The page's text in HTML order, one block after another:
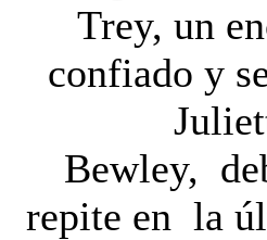
Trey, un
confiado y
Bewley,
repite en la